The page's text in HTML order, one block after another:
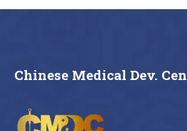
Chinese Medical Dev.